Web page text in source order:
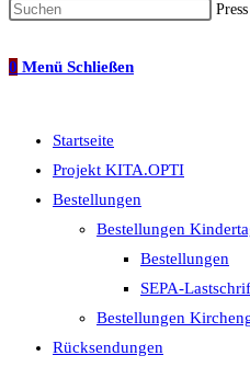
0 Menü Schließen
Startseite
Projekt KITA.OPTI
Bestellungen
Bestellungen
Bestellungen
SEPA-
Bestellungen
Rücksendungen